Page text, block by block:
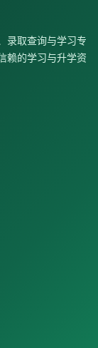
录取查询与学习专
赖的学习与升学资